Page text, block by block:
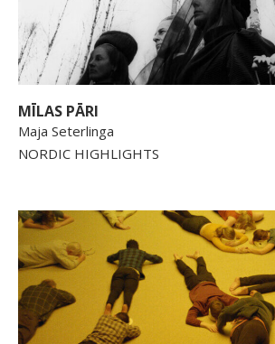
MĪLAS PĀRI
Maja Seterlinga
NORDIC HIGHLIGHTS